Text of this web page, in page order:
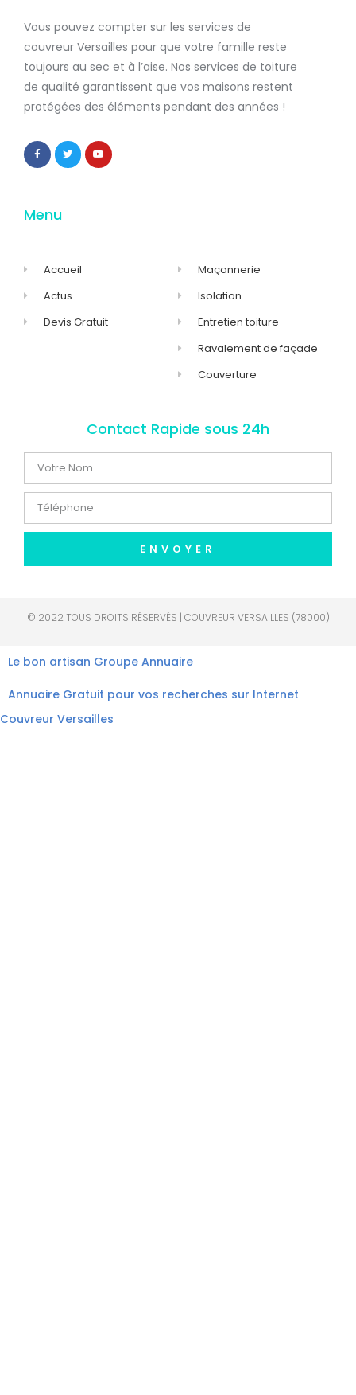
Vous pouvez compter sur les services de
couvreur Versailles pour que votre famille reste
toujours au sec et à l’aise. Nos services de toiture
de qualité garantissent que vos maisons restent
protégées des éléments pendant des années !
Menu
Accueil
Actus
Devis Gratuit
Maçonnerie
Isolation
Entretien toiture
Ravalement de façade
Couverture
Contact Rapide sous 24h
ENVOYER
© 2022 TOUS DROITS RÉSERVÉS | COUVREUR VERSAILLES (78000)
Le bon artisan Groupe Annuaire
Annuaire Gratuit pour vos recherches sur Internet
Couvreur Versailles